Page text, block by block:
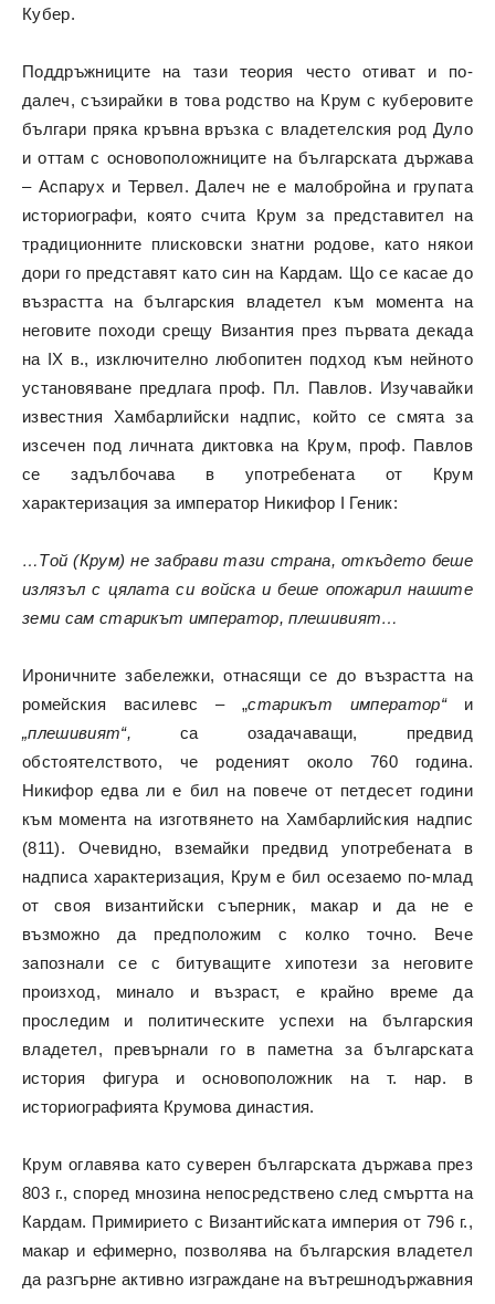
Кубер.
Поддръжниците на тази теория често отиват и по-
далеч, съзирайки в това родство на Крум с куберовите
българи пряка кръвна връзка с владетелския род Дуло
и оттам с основоположниците на българската държава
– Аспарух и Тервел. Далеч не е малобройна и групата
историографи, която счита Крум за представител на
традиционните плисковски знатни родове, като някои
дори го представят като син на Кардам. Що се касае до
възрастта на българския владетел към момента на
неговите походи срещу Византия през първата декада
на IX в., изключително любопитен подход към нейното
установяване предлага проф. Пл. Павлов. Изучавайки
известния Хамбарлийски надпис, който се смята за
изсечен под личната диктовка на Крум, проф. Павлов
се задълбочава в употребената от Крум
характеризация за император Никифор I Геник:
…Той (Крум) не забрави тази страна, откъдето беше
излязъл с цялата си войска и беше опожарил нашите
земи сам старикът император, плешивият…
Ироничните забележки, отнасящи се до възрастта на
ромейския василевс – „старикът император“ и
„плешивият“, са озадачаващи, предвид
обстоятелството, че роденият около 760 година.
Никифор едва ли е бил на повече от петдесет години
към момента на изготвянето на Хамбарлийския надпис
(811). Очевидно, вземайки предвид употребената в
надписа характеризация, Крум е бил осезаемо по-млад
от своя византийски съперник, макар и да не е
възможно да предположим с колко точно. Вече
запознали се с битуващите хипотези за неговите
произход, минало и възраст, е крайно време да
проследим и политическите успехи на българския
владетел, превърнали го в паметна за българската
история фигура и основоположник на т. нар. в
историографията Крумова династия.
Крум оглавява като суверен българската държава през
803 г., според мнозина непосредствено след смъртта на
Кардам. Примирието с Византийската империя от 796 г.,
макар и ефимерно, позволява на българския владетел
да разгърне активно изграждане на вътрешнодържавния